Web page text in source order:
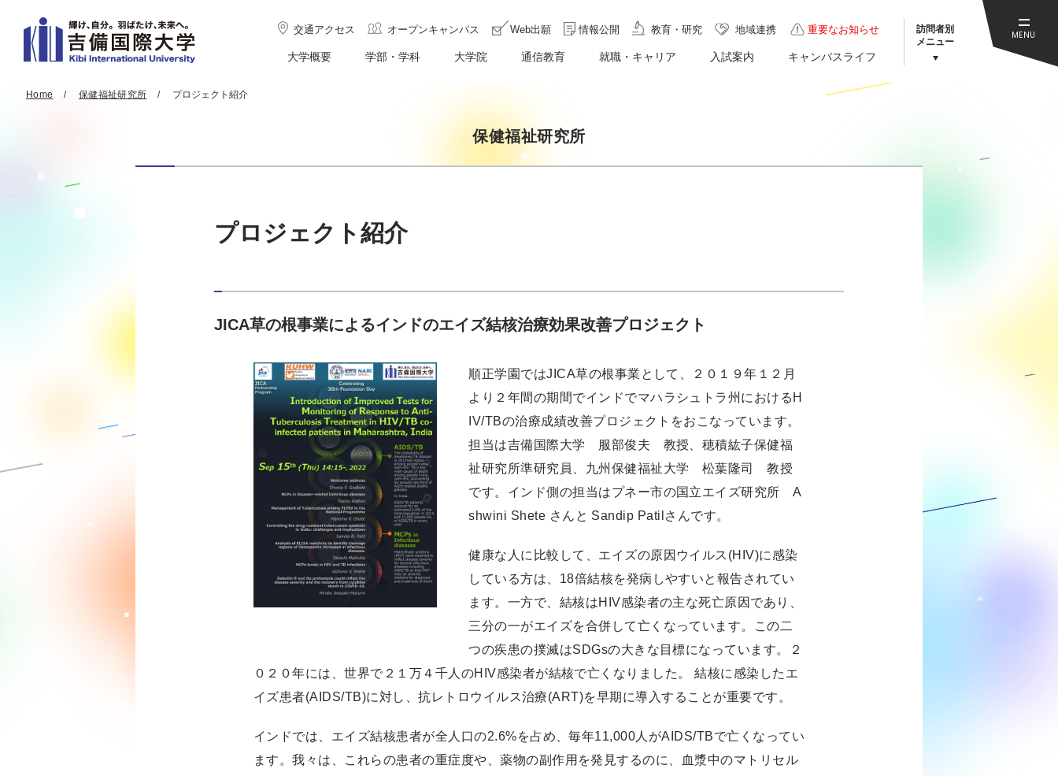
交通アクセス オープンキャンパス Web出願 情報公開 教育・研究 地域連携 重要なお知らせ
大学概要 学部・学科 大学院 通信教育 就職・キャリア 入試案内 キャンパスライフ
訪問者別
メニュー
MENU
Home 保健福祉研究所 プロジェクト紹介
保健福祉研究所
プロジェクト紹介
JICA草の根事業によるインドのエイズ結核治療効果改善プロジェクト
順正学園ではJICA草の根事業として、２０１９年１２月
より２年間の期間でインドでマハラシュトラ州におけるH
IV/TBの治療成績改善プロジェクトをおこなっています。
担当は吉備国際大学 服部俊夫 教授、穂積紘子保健福
祉研究所準研究員、九州保健福祉大学 松葉隆司 教授
です。インド側の担当はプネー市の国立エイズ研究所 A
shwini Shete さんと Sandip Patilさんです。
健康な人に比較して、エイズの原因ウイルス(HIV)に感染
している方は、18倍結核を発病しやすいと報告されてい
ます。一方で、結核はHIV感染者の主な死亡原因であり、
三分の一がエイズを合併して亡くなっています。この二
つの疾患の撲滅はSDGsの大きな目標になっています。２
０２０年には、世界で２１万４千人のHIV感染者が結核で亡くなりました。 結核に感染したエ
イズ患者(AIDS/TB)に対し、抗レトロウイルス治療(ART)を早期に導入することが重要です。
インドでは、エイズ結核患者が全人口の2.6%を占め、毎年11,000人がAIDS/TBで亡くなってい
ます。我々は、これらの患者の重症度や、薬物の副作用を発見するのに、血漿中のマトリセル